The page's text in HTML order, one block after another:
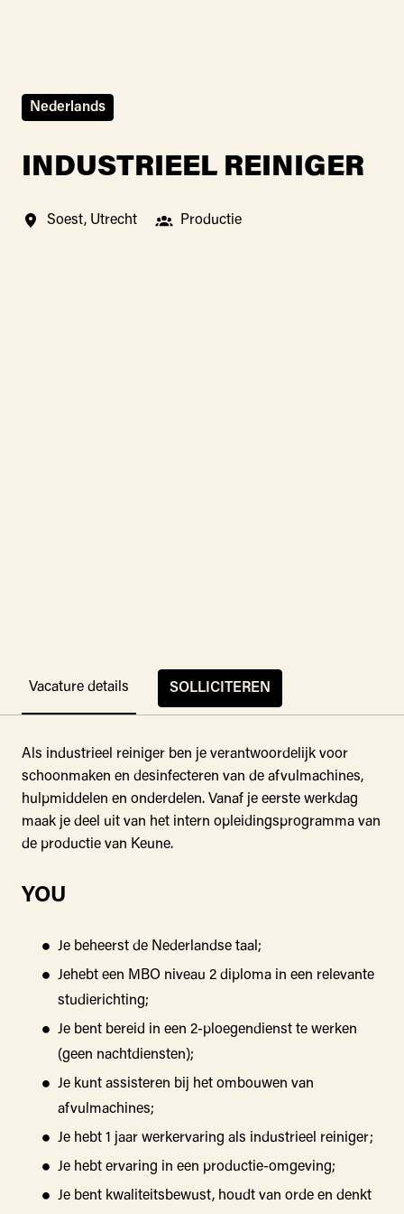
Nederlands
INDUSTRIEEL REINIGER
Soest, Utrecht Productie
Vacature details SOLLICITEREN
Als industrieel reiniger ben je verantwoordelijk voor
schoonmaken en desinfecteren van de afvulmachines,
hulpmiddelen en onderdelen. Vanaf je eerste werkdag
maak je deel uit van het intern opleidingsprogramma van
de productie van Keune.
YOU
Je beheerst de Nederlandse taal;
Jehebt een MBO niveau 2 diploma in een relevante
studierichting;
Je bent bereid in een 2-ploegendienst te werken
(geen nachtdiensten);
Je kunt assisteren bij het ombouwen van
afvulmachines;
Je hebt 1 jaar werkervaring als industrieel reiniger;
Je hebt ervaring in een productie-omgeving;
Je bent kwaliteitsbewust, houdt van orde en denkt